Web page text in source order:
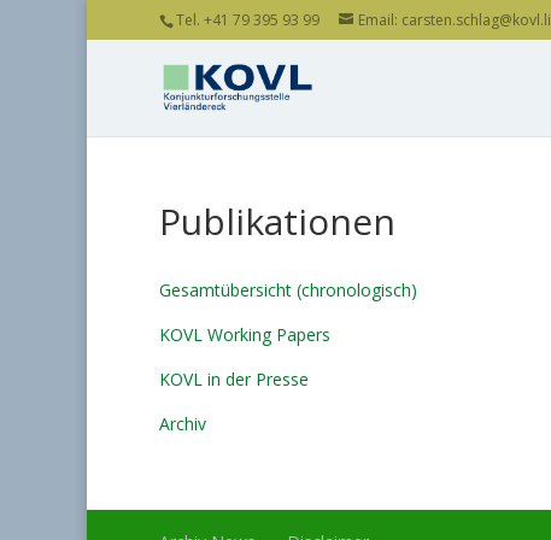
Tel. +41 79 395 93 99 Email: carsten.schlag@kovl.li
Publikationen
Gesamtübersicht (chronologisch)
KOVL Working Papers
KOVL in der Presse
Archiv